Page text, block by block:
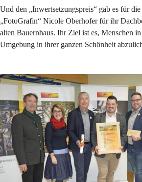
Und den „Inwertsetzungspreis“ gab es für
„FotoGrafin“ Nicole Oberhofer für ihr
alten Bauernhaus. Ihr Ziel ist es, Menschen
Umgebung in ihrer ganzen Schönheit